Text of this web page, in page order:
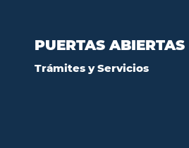
PUERTAS ABIERTAS
Trámites y Servicios